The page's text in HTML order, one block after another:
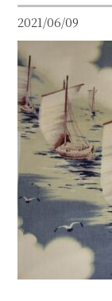
2021/06/09